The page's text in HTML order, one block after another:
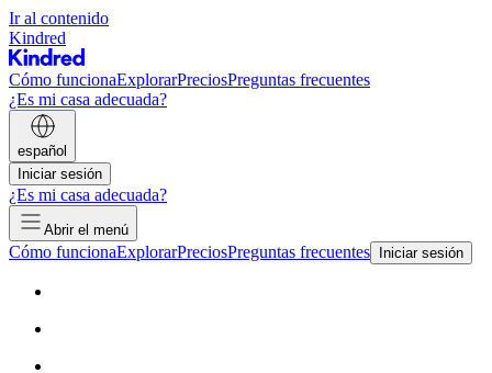
Ir al contenido
Kindred
Cómo funcionaExplorarPreciosPreguntas frecuentes
¿Es mi casa adecuada?
español
Iniciar sesión
¿Es mi casa adecuada?
Abrir el menú
Cómo funcionaExplorarPreciosPreguntas frecuentes Iniciar sesión